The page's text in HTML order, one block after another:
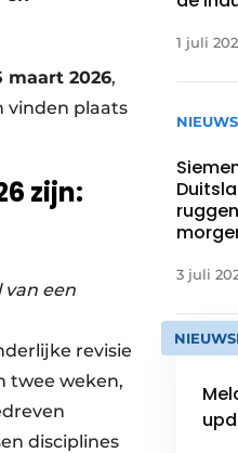
maart 2026,
vinden plaats
zijn:
een
revisie
twee weken,
disciplines
1 juli
NIEUWS
3 juli